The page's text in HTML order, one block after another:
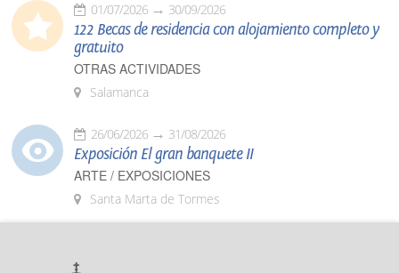
01/07/2026 30/09/2026
122 Becas de residencia con alojamiento completo y
gratuito
OTRAS ACTIVIDADES
Salamanca
26/06/2026 31/08/2026
Exposición El gran banquete II
ARTE / EXPOSICIONES
Santa Marta de Tormes